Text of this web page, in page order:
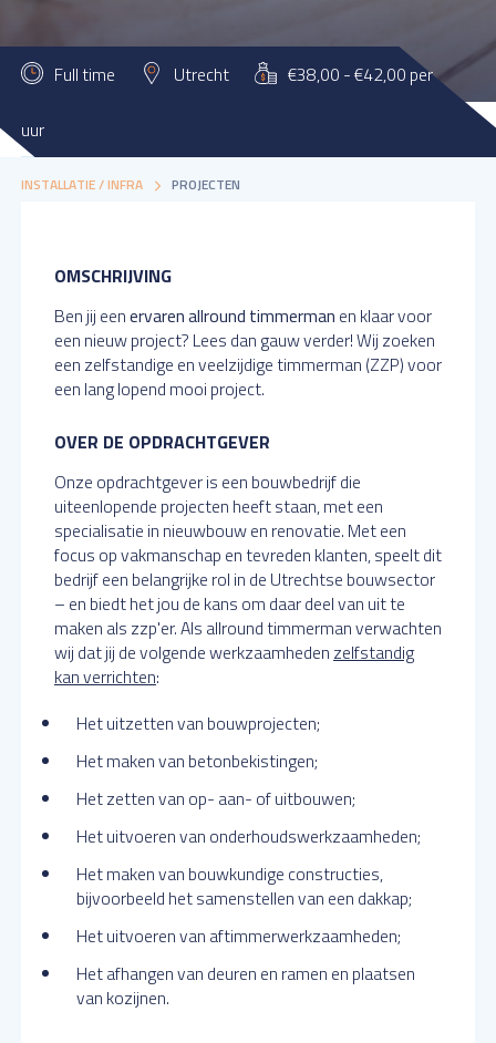
Full time Utrecht €38,00 - €42,00 per
uur
INSTALLATIE / INFRA PROJECTEN
OMSCHRIJVING
Ben jij eenervaren allround timmerman en klaar voor
een nieuw project? Lees dan gauw verder! Wij zoeken
een zelfstandige en veelzijdige timmerman (ZZP) voor
een lang lopend mooi project.
OVER DE OPDRACHTGEVER
Onze opdrachtgever is een bouwbedrijf die
uiteenlopende projecten heeft staan, met een
specialisatie in nieuwbouw en renovatie. Met een
focus op vakmanschap en tevreden klanten, speelt dit
bedrijf een belangrijke rol in de Utrechtse bouwsector
– en biedt het jou de kans om daar deel van uit te
maken als zzp'er. Als allround timmerman verwachten
wij dat jij de volgende werkzaamheden zelfstandig
kan verrichten:
Het uitzetten van bouwprojecten;
Het maken van betonbekistingen;
Het zetten van op- aan- of uitbouwen;
Het uitvoeren van onderhoudswerkzaamheden;
Het maken van bouwkundige constructies,
bijvoorbeeld het samenstellen van een dakkap;
Het uitvoeren van aftimmerwerkzaamheden;
Het afhangen van deuren en ramen en plaatsen
van kozijnen.